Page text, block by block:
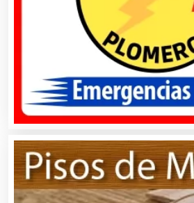
Asociaciones
Audio, Sonido e
Audios para Eventos
Autobuses